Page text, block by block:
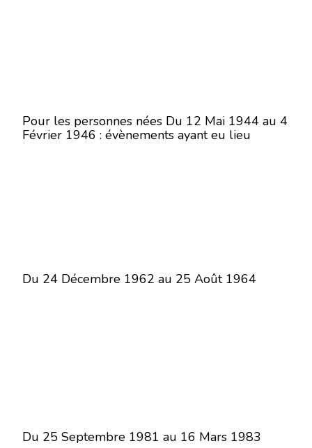
Pour les personnes nées Du 12 Mai 1944 au 4
Février 1946 : évènements ayant eu lieu
Du 24 Décembre 1962 au 25 Août 1964
Du 25 Septembre 1981 au 16 Mars 1983